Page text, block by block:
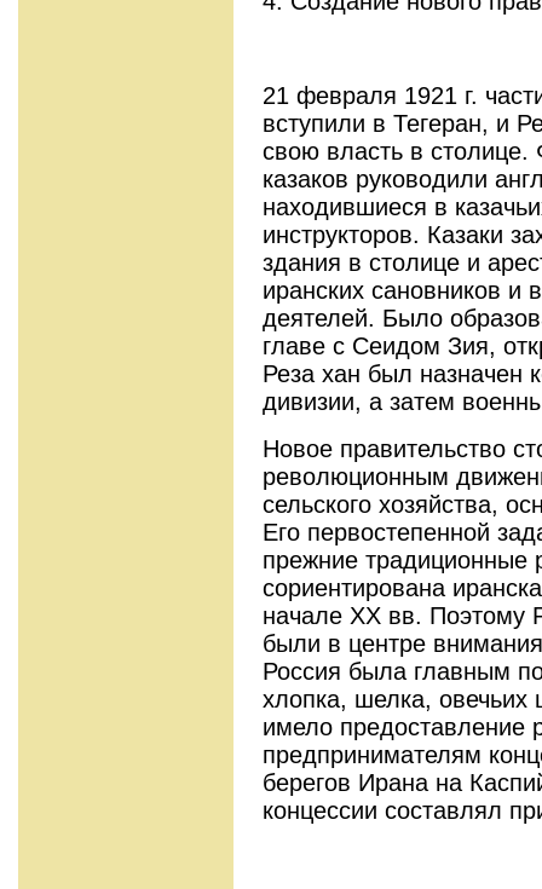
21 февраля 1921 г.
вступили в Тегеран, и
свою власть в столице.
казаков руководили
находившиеся в
инструкторов. Казаки
здания в столице и
иранских сановников и
деятелей. Было
главе с Сеидом Зия,
Реза хан был назначен
дивизии, а затем
Новое правительство
революционным
сельского хозяйства,
Его первостепенной
прежние традиционные
сориентирована
начале ХХ вв. Поэтому
были в центре
Россия была главным
хлопка, шелка,
имело предоставление
предпринимателям
берегов Ирана на
концессии составлял